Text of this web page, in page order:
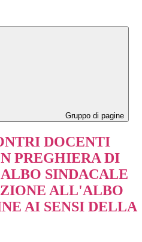
Gruppo di pagine
DOCENTI
PREGHIERA DI
SINDACALE
ALL'ALBO
AI SENSI DELLA